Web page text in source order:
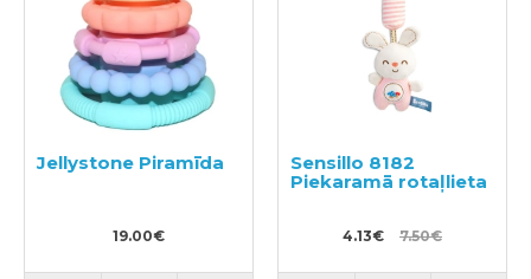
Jellystone Piramīda
19.00€
Sensillo 8182
Piekaramā rotaļlieta
4.13€ 7.50€